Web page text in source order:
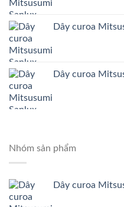
Dây curoa
Dây curoa
Nhóm sản phẩm
Dây curoa